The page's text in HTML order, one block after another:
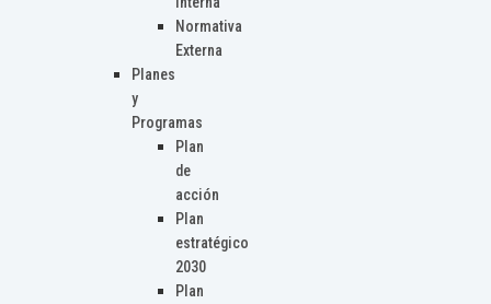
Normativa
Externa
Planes
y
Programas
Plan
de
acción
Plan
estratégico
2030
Plan